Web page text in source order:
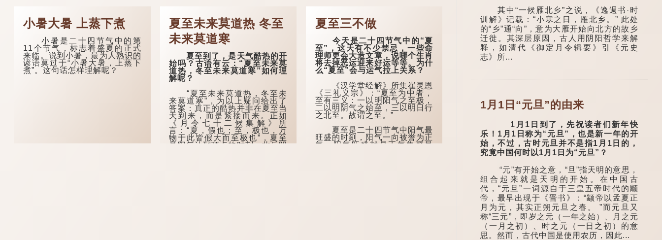
小暑大暑 上蒸下煮
小暑是二十四节气中的第
11个节气，标志着盛夏的正式
来临。说到小暑，最为人熟识的
谚语莫过于“小暑大暑，上蒸下
煮”。这句话怎样理解呢？
夏至未来莫道热 冬至
未来莫道寒
夏至到了，是天气酷热的开
始吗？古语有云：“夏至未来莫
道热，冬至未来莫道寒”如何理
解呢？
“夏至未来莫道热，冬至未
来莫道寒”，为以上疑问给出了
答案：真正的酷热并非在夏至当
天到来，而是紧接而来。正如
《月令七十二候集解》所
言：“夏，假也；至，极也，万
物于此皆假大而至极也”，夏至
是阳气达到顶点的时刻，此后阴
夏至三不做
今天是二十四节气中的“夏
至”，这天有不少禁忌，一些命
理师更会大造文章，说哪个生肖
将去掉恶运迎来好运等等。为什
么“夏至”会与运气拉上关系？
《汉学堂经解》所集崔灵恩
《三礼义宗》：“夏至为中者，
至有三义：一以明阳气之至极，
二以明阴气之始至，三以明日行
之北至。故谓之至。”
夏至是二十四节气中阳气最
旺盛的时刻，阳气一向被誉为正
气，阳气旺盛就是正气集聚最
其中“一候雁北乡”之说，《逸週书·时
训解》记载：“小寒之日，雁北乡。” 此处
的“乡”通“向”，意为大雁开始向北方的故乡
迁徙。其深层原因，古人用阴阳哲学来解
释，如清代《御定月令辑要》引《元史
志》所...
1月1日“元旦”的由来
1月1日到了，先祝读者们新年快
乐！1月1日称为“元旦”，也是新一年的开
始，不过，古时元旦并不是指1月1日的，
究竟中国何时以1月1日为“元旦”？
“元”有开始之意，“旦”指天明的意思，
组合起来就是天明的开始。在中国古
代，“元旦”一词源自于三皇五帝时代的颛
帝，最早出现于《晋书》：“颛帝以孟夏正
月为元，其实正朔元旦之春。 ”而元旦又
称“三元”，即岁之元（一年之始）、月之元
（一月之初）、时之元（一日之初）的意
思。然而，古代中国是使用农历，因此...